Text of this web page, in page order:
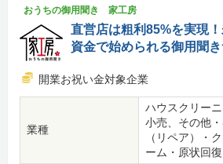
おうちの御用聞き 家工房
直営店は粗利85%を実現
資金で始められる御用聞
開業お祝い金対象企業
業種
ハウスクリー
小売、その他
（リペア）・
ーム・原状回復